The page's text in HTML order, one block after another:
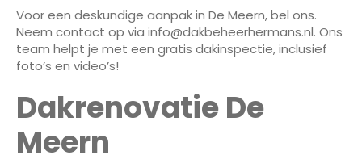
Voor een deskundige aanpak in De Meern, bel ons.
Neem contact op via info@dakbeheerhermans.nl. Ons
team helpt je met een gratis dakinspectie, inclusief
foto’s en video’s!
Dakrenovatie De
Meern